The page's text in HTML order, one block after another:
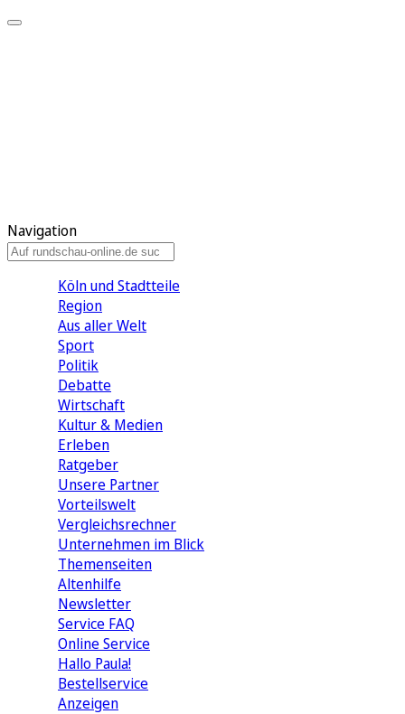
Navigation
Köln und Stadtteile
Region
Aus aller Welt
Sport
Politik
Debatte
Wirtschaft
Kultur & Medien
Erleben
Ratgeber
Unsere Partner
Vorteilswelt
Vergleichsrechner
Unternehmen im Blick
Themenseiten
Altenhilfe
Newsletter
Service FAQ
Online Service
Hallo Paula!
Bestellservice
Anzeigen